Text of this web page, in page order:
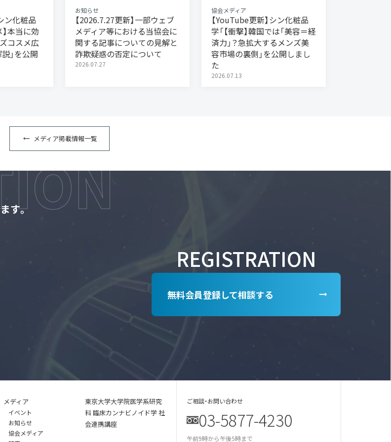
ン化粧品
】本当に効
コスメ広
」を公開
お知らせ
【2026.7.27更新】一部ウェブ
メディア等における当協会に
関する記事についての見解と
詐欺疑惑の否定について
2026.07.27
協会メディア
【YouTube更新】シン化粧品
学「【衝撃】韓国では「美容＝経
済力」？急拡大するメンズ美
容市場の裏側」を公開しまし
た
2026.07.13
メディア掲載情報一覧
す。
REGISTRATION
無料会員登録して相談する
メディア
イベント
お知らせ
協会メディア
東京大学大学院医学系研究
科 臨床カンナビノイド学 社
会連携講座
ご相談・お問い合わせ
03-5877-4230
午前9時から午後5時まで
明があったが全成分に赤102の記載が…